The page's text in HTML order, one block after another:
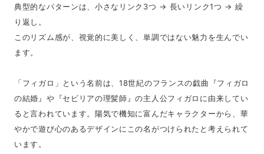
典型的なパターンは、小さなリンク3つ → 長いリンク1つ → 繰
り返し。
このリズム感が、視覚的に美しく、単調ではない魅力を生んでい
ます。
「フィガロ」という名前は、18世紀のフランスの戯曲『フィガロ
の結婚』や『セビリアの理髪師』の主人公フィガロに由来してい
ると言われています。陽気で機知に富んだキャラクターから、華
やかで遊び心のあるデザインにこの名がつけられたと考えられて
います。